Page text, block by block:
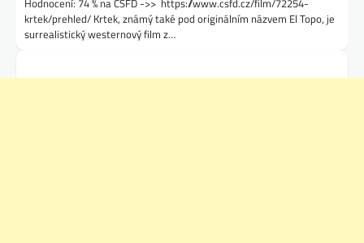
Hodnocení: 74 % na ČSFD ->> https://www.csfd.cz/film/72254-
krtek/prehled/ Krtek, známý také pod originálním názvem El Topo, je
surrealistický westernový film z…